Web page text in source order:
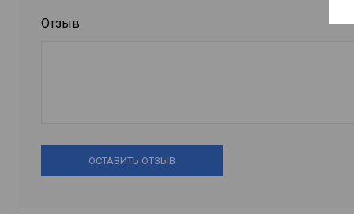
Отзыв
ОСТАВИТЬ ОТЗЫВ